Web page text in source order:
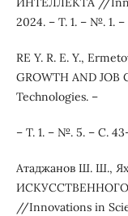
2024. – Т. 1. – №. 1.
RE Y. R. E. Y.,
GROWTH AND
Technologies. –
– Т. 1. – №. 5. – С.
Атаджанов Ш. Ш.,
//Innovations in